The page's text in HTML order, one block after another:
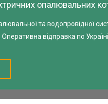
опалювальних
та водопровідної
відправка по